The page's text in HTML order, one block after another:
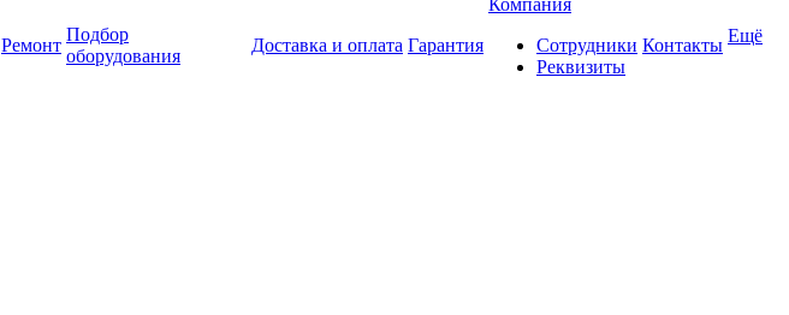
Ремонт
Подбор
оборудования
Доставка и оплата Гарантия
Компания
Сотрудники
Реквизиты
Контакты Ещё